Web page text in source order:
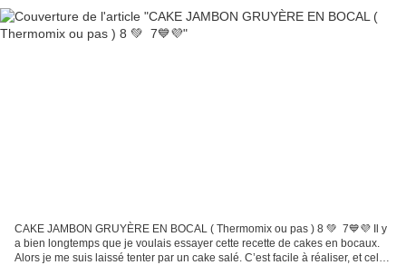
CAKE JAMBON GRUYÈRE EN BOCAL ( Thermomix ou pas ) 8 💚 7💙💜 Il y
a bien longtemps que je voulais essayer cette recette de cakes en bocaux.
Alors je me suis laissé tenter par un cake salé. C’est facile à réaliser, et cela